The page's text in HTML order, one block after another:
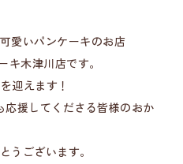
愛いパンケーキのお店
木津川店です。
迎えます！
援してくださる皆様のおか
うございます。